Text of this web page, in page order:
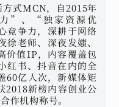
式MCN，自2015年
”、“独家资源优
争力，深耕于网络
老师、深夜发媸、
价值IP，内容覆盖包
红书、抖音在内的全
60亿人次，新媒体矩
2018新榜内容创业公
作机构称号。